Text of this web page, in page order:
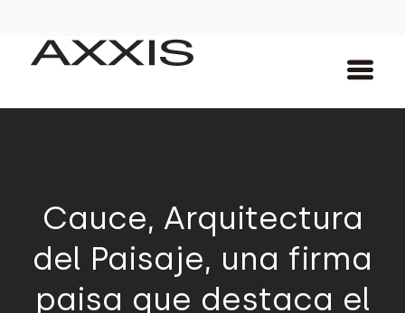
Cauce, Arquitectura
del Paisaje, una firma
paisa que destaca el